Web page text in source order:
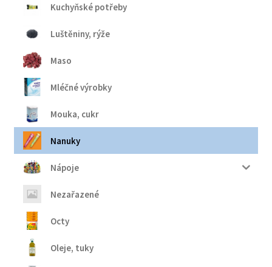
Kuchyňské potřeby
Luštěniny, rýže
Maso
Mléčné výrobky
Mouka, cukr
Nanuky
Nápoje
Nezařazené
Octy
Oleje, tuky